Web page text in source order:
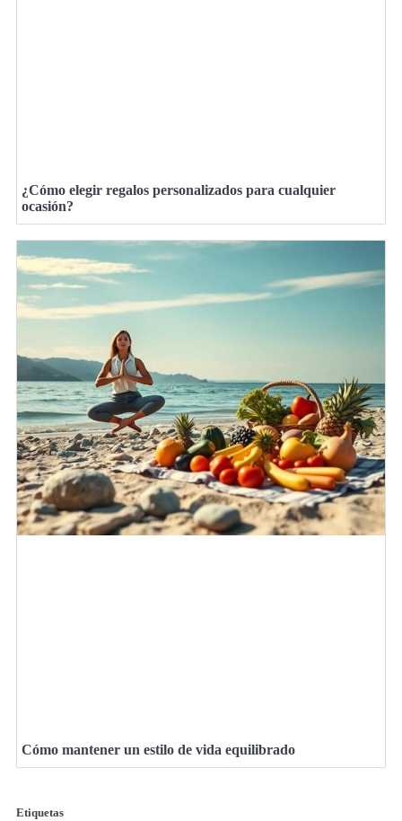
¿Cómo elegir regalos personalizados para cualquier
ocasión?
Cómo mantener un estilo de vida equilibrado
Etiquetas